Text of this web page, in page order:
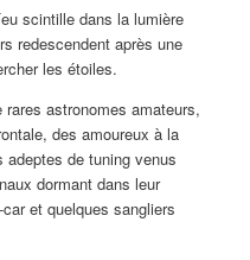
scintille dans la lumière
redescendent après une
les étoiles.
astronomes amateurs,
des amoureux à la
adeptes de tuning venus
dormant dans leur
et quelques sangliers